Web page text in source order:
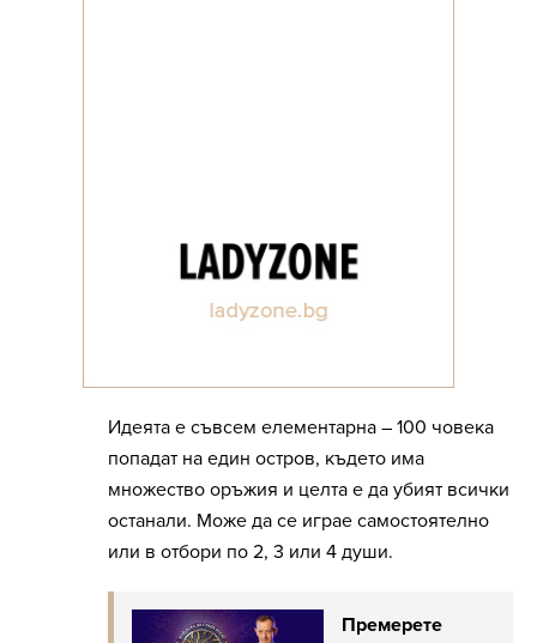
Идеята е съвсем елементарна – 100 човека
попадат на един остров, където има
множество оръжия и целта е да убият всички
останали. Може да се играе самостоятелно
или в отбори по 2, 3 или 4 души.
Премерете